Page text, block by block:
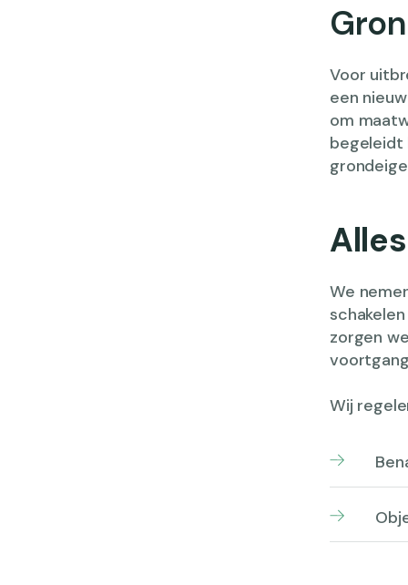
Voor
een
om
begeleidt
We
zorgen
Wij